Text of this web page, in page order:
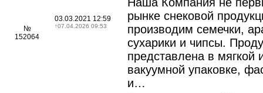
№
152064
03.03.2021 12:59
↑07.04.2026 09:53
рынке снековой
производим семечки,
сухарики и чипсы.
представлена в мягкой
вакуумной упаковке,
и…